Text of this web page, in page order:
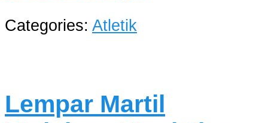
Categories: Atletik
Lempar Martil